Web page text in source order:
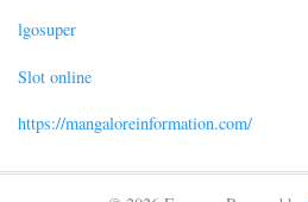
lgosuper
Slot online
https://mangaloreinformation.com/